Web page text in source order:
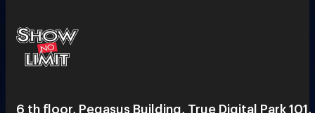
6 th floor, Pegasus Building, True Digital Park 101,